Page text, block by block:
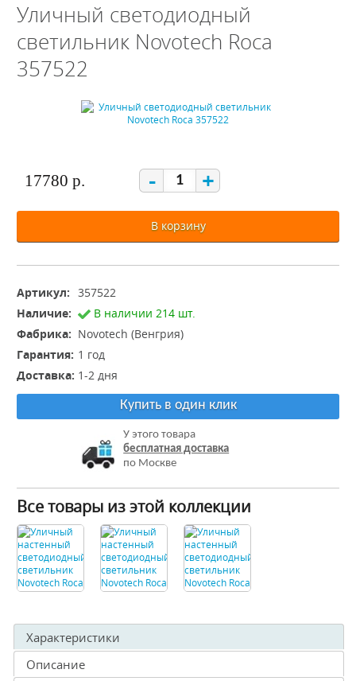
Уличный светодиодный
светильник Novotech Roca
357522
17780 р. - +
В корзину
Артикул: 357522
Наличие:
В наличии 214 шт.
Фабрика: Novotech (Венгрия)
Гарантия: 1 год
Доставка: 1-2 дня
Купить в один клик
У этого товара
бесплатная доставка
по Москве
Все товары из этой коллекции
Характеристики
Описание